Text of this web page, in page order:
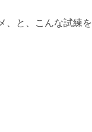
、と、こんな試練を